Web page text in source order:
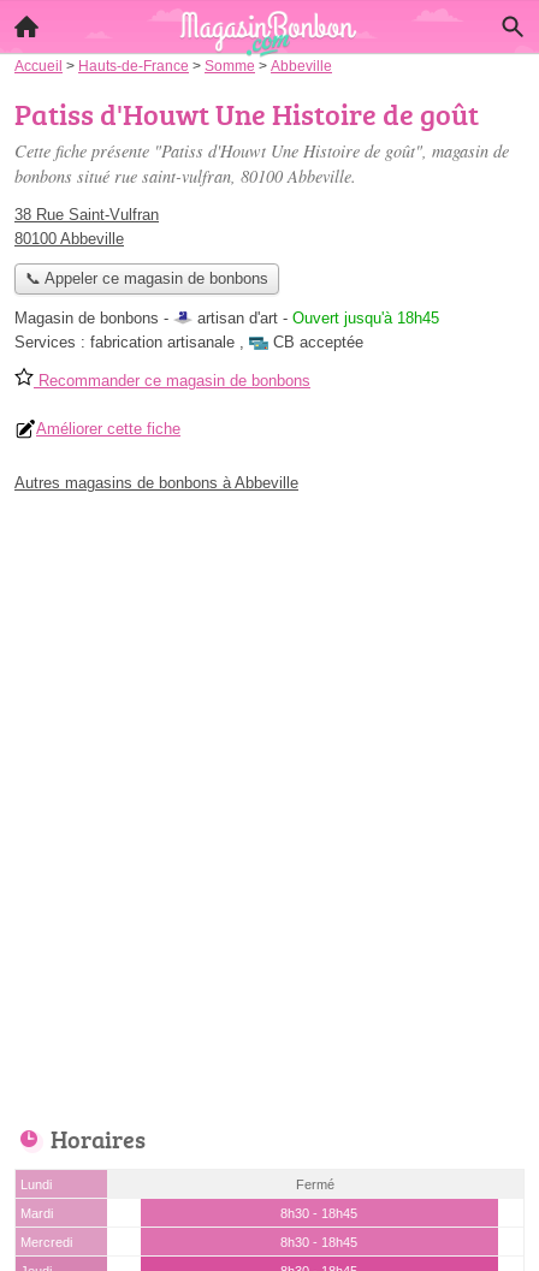
Accueil > Hauts-de-France > Somme > Abbeville
Patiss d'Houwt Une Histoire de goût
Cette fiche présente "Patiss d'Houwt Une Histoire de goût", magasin de
bonbons situé rue saint-vulfran, 80100 Abbeville.
38 Rue Saint-Vulfran
80100 Abbeville
📞 Appeler ce magasin de bonbons
Magasin de bonbons - artisan d'art - Ouvert jusqu'à 18h45
Services : fabrication artisanale , CB acceptée
Recommander ce magasin de bonbons
Améliorer cette fiche
Autres magasins de bonbons à Abbeville
Horaires
Lundi
Fermé
Mardi
8h30 - 18h45
Mercredi
8h30 - 18h45